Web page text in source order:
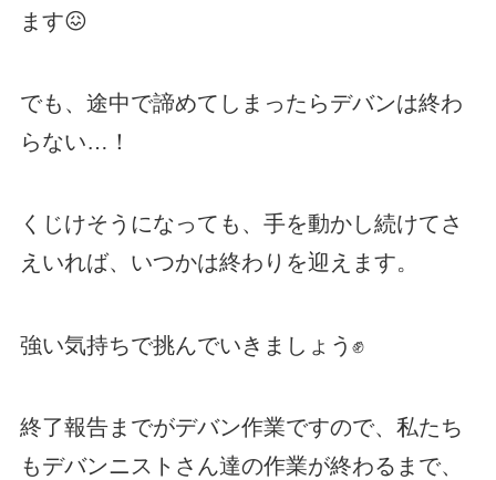
ます😖
でも、途中で諦めてしまったらデバンは終わ
らない…！
くじけそうになっても、手を動かし続けてさ
えいれば、いつかは終わりを迎えます。
強い気持ちで挑んでいきましょう✊
終了報告までがデバン作業ですので、私たち
もデバンニストさん達の作業が終わるまで、